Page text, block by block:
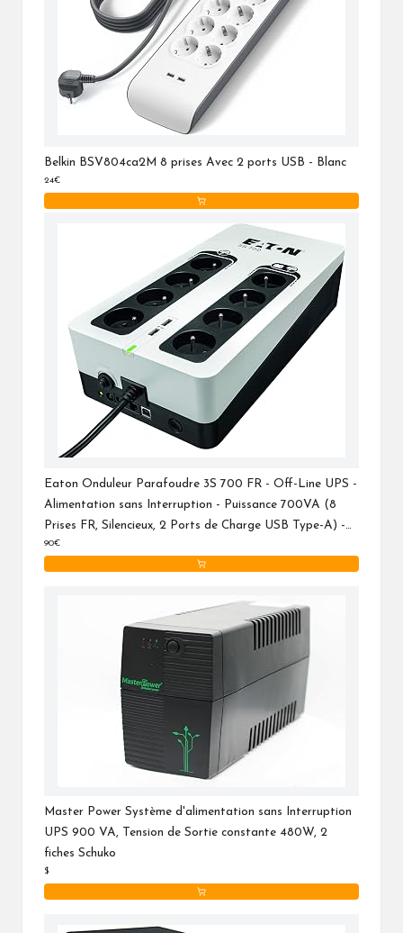
Belkin BSV804ca2M 8 prises Avec 2 ports USB - Blanc
24€
Eaton Onduleur Parafoudre 3S 700 FR - Off-Line UPS -
Alimentation sans Interruption - Puissance 700VA (8
Prises FR, Silencieux, 2 Ports de Charge USB Type-A) -
Interface USB - Noir&Blanc (3S700F)
90€
Master Power Système d'alimentation sans Interruption
UPS 900 VA, Tension de Sortie constante 480W, 2
fiches Schuko
$